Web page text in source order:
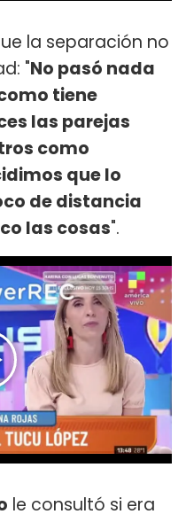
la separación no
"No pasó nada
tiene
las parejas
como
que lo
de distancia
las cosas".
le consultó si era